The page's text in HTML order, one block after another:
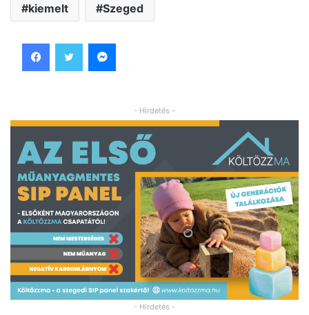
kiemelt Szeged
- Hirdetés -
- Hirdetés -